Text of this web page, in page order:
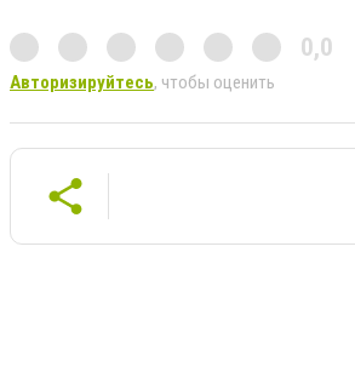
0,0
Авторизируйтесь, чтобы оценить